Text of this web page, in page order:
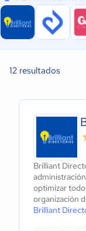
12 resultados
Brilliant
optimizar
organización
Brilliant